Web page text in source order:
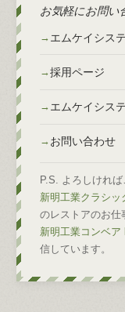
お気軽にお問い
エムケイシス
採用ページ
エムケイシス
お問い合わせ
P.S. よろしけれ
新明工業クラシ
のレストアのお仕
新明工業コンベア
信しています。